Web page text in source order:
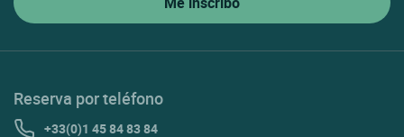
Reserva por teléfono
+33(0)1 45 84 83 84